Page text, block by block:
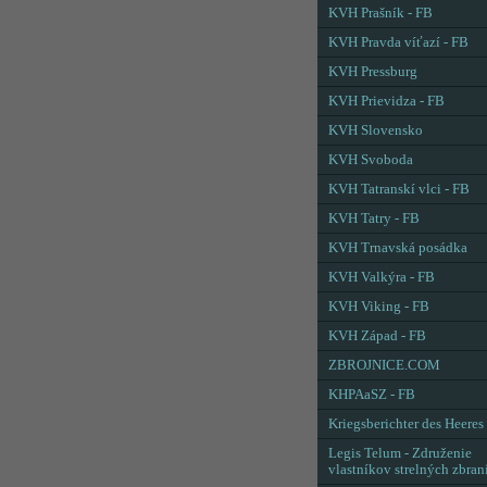
KVH Prašník - FB
KVH Pravda víťazí - FB
KVH Pressburg
KVH Prievidza - FB
KVH Slovensko
KVH Svoboda
KVH Tatranskí vlci - FB
KVH Tatry - FB
KVH Trnavská posádka
KVH Valkýra - FB
KVH Viking - FB
KVH Západ - FB
ZBROJNICE.COM
KHPAaSZ - FB
Kriegsberichter des Heeres
Legis Telum - Združenie
vlastníkov strelných